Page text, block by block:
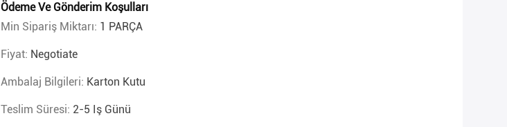
Ödeme Ve Gönderim Koşulları
Min Sipariş Miktarı: 1 PARÇA
Fiyat: Negotiate
Ambalaj Bilgileri: Karton Kutu
Teslim Süresi: 2-5 Iş Günü